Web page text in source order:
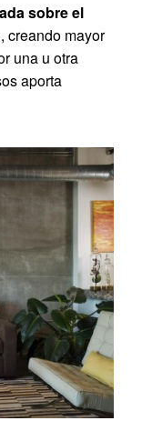
sobre el
, creando mayor
una u otra
aporta